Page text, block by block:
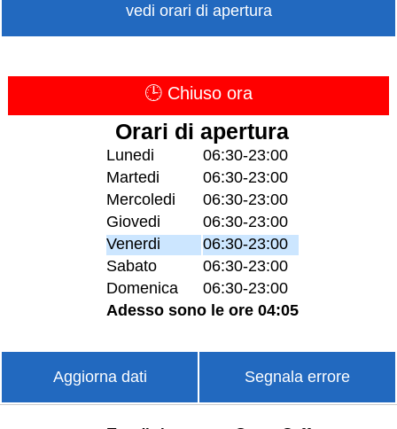
vedi orari di apertura
🕒 Chiuso ora
Orari di apertura
Lunedi
06:30-23:00
Martedi
06:30-23:00
Mercoledi
06:30-23:00
Giovedi
06:30-23:00
Venerdi
06:30-23:00
Sabato
06:30-23:00
Domenica
06:30-23:00
Adesso sono le ore 04:05
Aggiorna dati Segnala errore